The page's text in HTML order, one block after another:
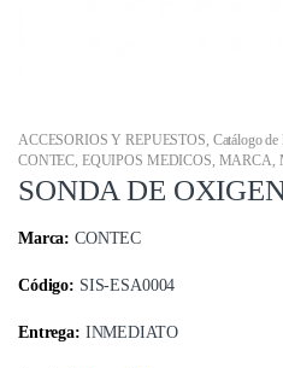
ACCESORIOS Y REPUESTOS, Catálogo
CONTEC, EQUIPOS MEDICOS, MARCA,
SONDA DE
Marca: CONTEC
Código: SIS-ESA0004
Entrega: INMEDIATO